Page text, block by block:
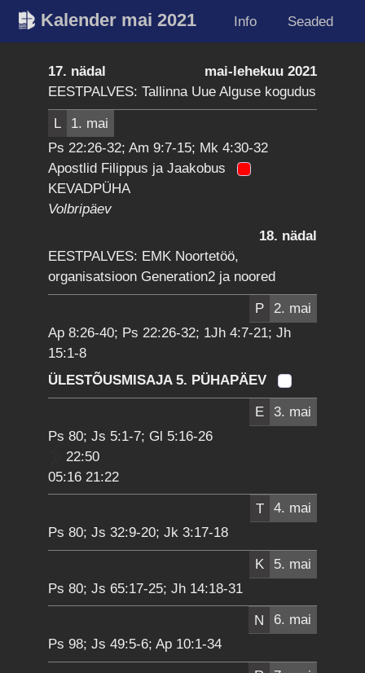
Kalender mai 2021 Info Seaded
17. nädal
mai-lehekuu 2021
EESTPALVES: Tallinna Uue Alguse kogudus
L
1. mai
Ps 22:26-32; Am 9:7-15; Mk 4:30-32
Apostlid Filippus ja Jaakobus
KEVADPÜHA
Volbripäev
18. nädal
EESTPALVES: EMK Noortetöö,
organisatsioon Generation2 ja noored
P
2. mai
Ap 8:26-40; Ps 22:26-32; 1Jh 4:7-21; Jh
15:1-8
ÜLESTÕUSMISAJA 5. PÜHAPÄEV
E
3. mai
Ps 80; Js 5:1-7; Gl 5:16-26
22:50
05:16 21:22
T
4. mai
Ps 80; Js 32:9-20; Jk 3:17-18
K
5. mai
Ps 80; Js 65:17-25; Jh 14:18-31
N
6. mai
Ps 98; Js 49:5-6; Ap 10:1-34